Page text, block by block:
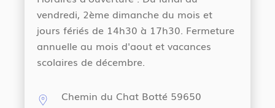
vendredi, 2ème dimanche du mois et
jours fériés de 14h30 à 17h30. Fermeture
annuelle au mois d'aout et vacances
scolaires de décembre.
Chemin du Chat Botté 59650